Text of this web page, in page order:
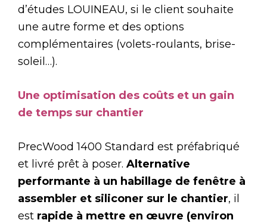
d’études LOUINEAU, si le client souhaite
une autre forme et des options
complémentaires (volets-roulants, brise-
soleil…).
Une optimisation des coûts et un gain
de temps sur chantier
PrecWood 1400 Standard est préfabriqué
et livré prêt à poser. Alternative
performante à un habillage de fenêtre à
assembler et siliconer sur le chantier, il
est rapide à mettre en œuvre (environ